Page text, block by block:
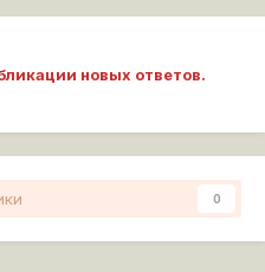
новых ответов.
0